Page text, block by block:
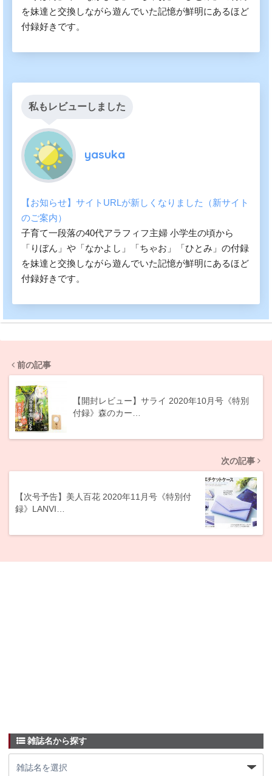
を妹達と交換しながら遊んでいた記憶が鮮明にあるほど
付録好きです。
私もレビューしました
yasuka
【お知らせ】サイトURLが新しくなりました（新サイト
のご案内）
子育て一段落の40代アラフィフ主婦 小学生の頃から
「りぼん」や「なかよし」「ちゃお」「ひとみ」の付録
を妹達と交換しながら遊んでいた記憶が鮮明にあるほど
付録好きです。
前の記事
【開封レビュー】サライ 2020年10月号《特別
付録》森のカー…
次の記事
【次号予告】美人百花 2020年11月号《特別付
録》LANVI…
雑誌名から探す